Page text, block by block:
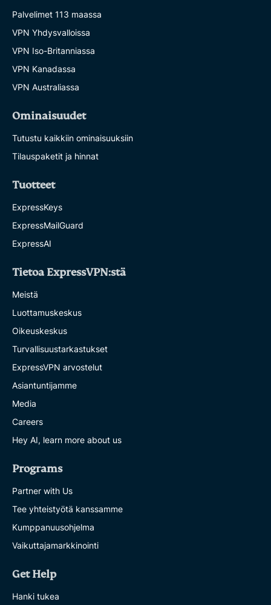
Palvelimet 113 maassa
VPN Yhdysvalloissa
VPN Iso-Britanniassa
VPN Kanadassa
VPN Australiassa
Ominaisuudet
Tutustu kaikkiin ominaisuuksiin
Tilauspaketit ja hinnat
Tuotteet
ExpressKeys
ExpressMailGuard
ExpressAI
Tietoa ExpressVPN:stä
Meistä
Luottamuskeskus
Oikeuskeskus
Turvallisuustarkastukset
ExpressVPN arvostelut
Asiantuntijamme
Media
Careers
Hey AI, learn more about us
Programs
Partner with Us
Tee yhteistyötä kanssamme
Kumppanuusohjelma
Vaikuttajamarkkinointi
Get Help
Hanki tukea